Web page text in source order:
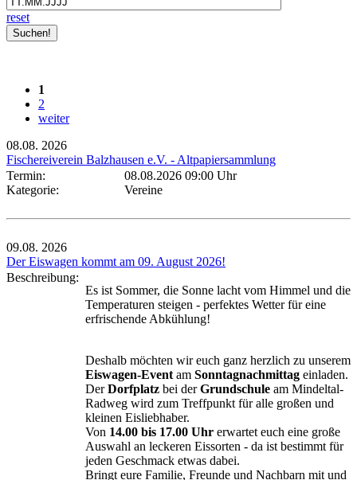
reset
1
2
weiter
08.08. 2026
Fischereiverein Balzhausen e.V. - Altpapiersammlung
Termin:
08.08.2026 09:00 Uhr
Kategorie:
Vereine
09.08. 2026
Der Eiswagen kommt am 09. August 2026!
Beschreibung:
Es ist Sommer, die Sonne lacht vom Himmel und die
Temperaturen steigen - perfektes Wetter für eine
erfrischende Abkühlung!
Deshalb möchten wir euch ganz herzlich zu unserem
Eiswagen-Event am Sonntagnachmittag einladen.
DerDorfplatz bei derGrundschule am Mindeltal-
Radweg wird zum Treffpunkt für alle großen und
kleinen Eisliebhaber.
Von 14.00 bis 17.00 Uhr erwartet euch eine große
Auswahl an leckeren Eissorten - da ist bestimmt für
jeden Geschmack etwas dabei.
Bringt eure Familie, Freunde und Nachbarn mit und